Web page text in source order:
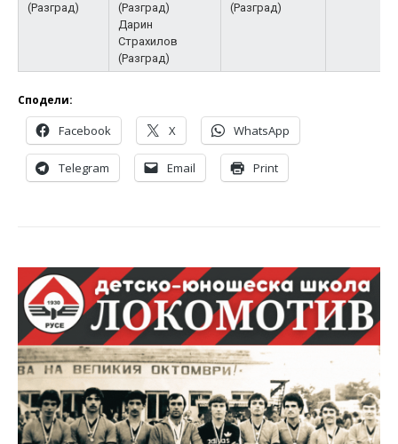
(Разград)
(Разград)
Дарин
Страхилов
(Разград)
(Разград)
Сподели:
Facebook X WhatsApp
Telegram Email Print